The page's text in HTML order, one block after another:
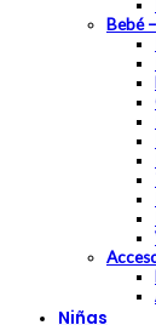
Bebé
Niñas